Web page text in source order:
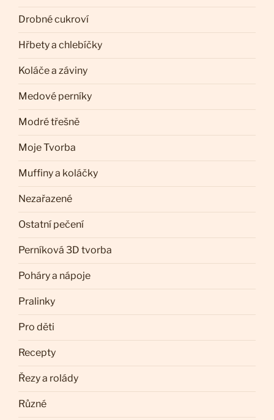
Drobné cukroví
Hřbety a chlebíčky
Koláče a záviny
Medové perníky
Modré třešně
Moje Tvorba
Muffiny a koláčky
Nezařazené
Ostatní pečení
Perníková 3D tvorba
Poháry a nápoje
Pralinky
Pro děti
Recepty
Řezy a rolády
Různé